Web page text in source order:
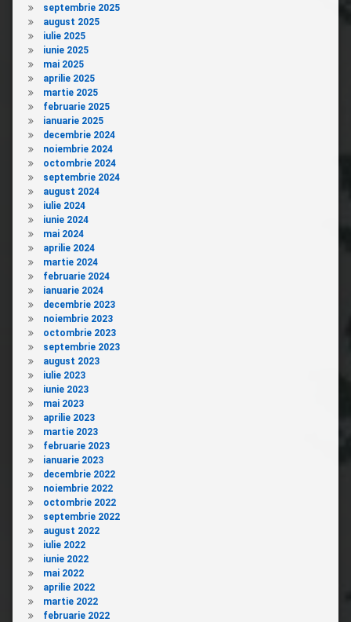
septembrie 2025
august 2025
iulie 2025
iunie 2025
mai 2025
aprilie 2025
martie 2025
februarie 2025
ianuarie 2025
decembrie 2024
noiembrie 2024
octombrie 2024
septembrie 2024
august 2024
iulie 2024
iunie 2024
mai 2024
aprilie 2024
martie 2024
februarie 2024
ianuarie 2024
decembrie 2023
noiembrie 2023
octombrie 2023
septembrie 2023
august 2023
iulie 2023
iunie 2023
mai 2023
aprilie 2023
martie 2023
februarie 2023
ianuarie 2023
decembrie 2022
noiembrie 2022
octombrie 2022
septembrie 2022
august 2022
iulie 2022
iunie 2022
mai 2022
aprilie 2022
martie 2022
februarie 2022